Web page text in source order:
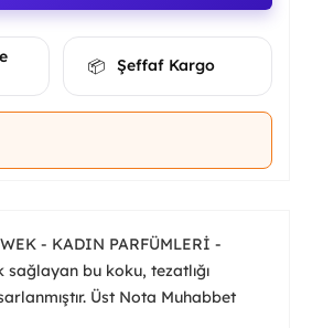
📦 Şeffaf Kargo
- KADIN PARFÜMLERİ -
sağlayan bu koku, tezatlığı
Üst Nota Muhabbet